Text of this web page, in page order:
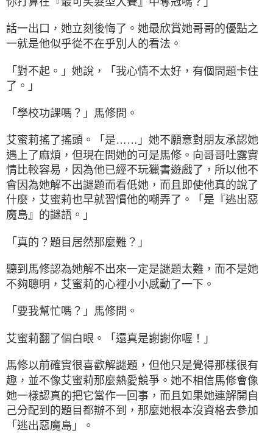
話一出口，她立刻後悔了。她最欣賞她哥哥的優點之
一就是他似乎從不在乎別人的看法。
「對不起。」她說，「我心情不太好，有個問題卡住
了。」
「學校功課嗎？」馬修問。
艾蜜莉搖了搖頭。「是……」她不願意對朋友承認她
遇上了麻煩，但現在問她的可是馬修。向哥哥吐露實
情比較容易，因為他已經不玩獵書遊戲了，所以他不
會因為她解不出謎題而看低她，而且即使他真的說了
什麼，艾蜜莉也早就習慣他的嘲弄了。「是『逃出惡
魔島』的謎語。」
「真的？題目居然那麼難？」
聽到馬修認為她解不出來一定是謎題太難，而不是她
不夠聰明，艾蜜莉的心裡小小感動了一下。
「要我幫忙嗎？」馬修問。
艾蜜莉翻了個白眼。「還真是謝謝你喔！」
馬修以前確實很喜歡解謎題，但他只是覺得那樣很有
趣，並不像艾蜜莉那麼熱愛競爭。她不相信馬修會像
她一樣認真的把它當作一回事，而且如果她連解開自
己分配到的題目都辦不到，那麼她根本沒資格去參加
「逃出惡魔島」。